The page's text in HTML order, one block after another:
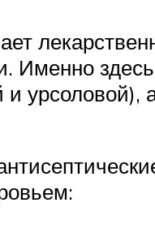
Именно
урсоловой),